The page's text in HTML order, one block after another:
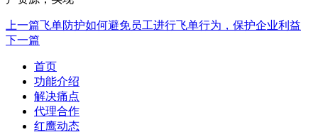
上一篇飞单防护如何避免员工进行飞单行为，保护企业利益
下一篇
首页
功能介绍
解决痛点
代理合作
红鹰动态